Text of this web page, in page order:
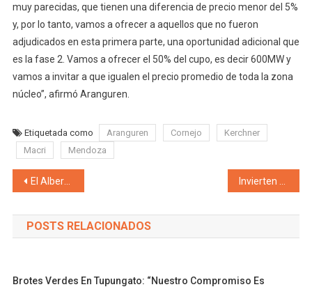
muy parecidas, que tienen una diferencia de precio menor del 5%
y, por lo tanto, vamos a ofrecer a aquellos que no fueron
adjudicados en esta primera parte, una oportunidad adicional que
es la fase 2. Vamos a ofrecer el 50% del cupo, es decir 600MW y
vamos a invitar a que igualen el precio promedio de toda la zona
núcleo”, afirmó Aranguren.
Etiquetada como Aranguren Cornejo
Kerchner
Macri
Mendoza
Navegación de entradas
El Alberto se plantó para defender a San Luis: «El Consenso Fiscal sólo beneficia a la Nación y a Buenos Aires, es indigno firmarlo»
POSTS RELACIONADOS
Brotes Verdes En Tupungato: “Nuestro Compromiso Es